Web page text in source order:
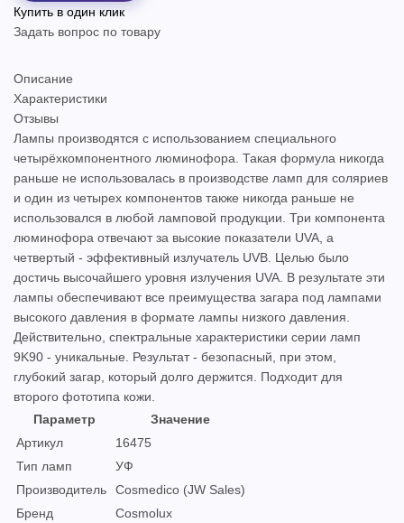
Купить в один клик
Задать вопрос по товару
Описание
Характеристики
Отзывы
Лампы производятся с использованием специального
четырёхкомпонентного люминофора. Такая формула никогда
раньше не использовалась в производстве ламп для соляриев
и один из четырех компонентов также никогда раньше не
использовался в любой ламповой продукции. Три компонента
люминофора отвечают за высокие показатели UVA, а
четвертый - эффективный излучатель UVB. Целью было
достичь высочайшего уровня излучения UVA. В результате эти
лампы обеспечивают все преимущества загара под лампами
высокого давления в формате лампы низкого давления.
Действительно, спектральные характеристики серии ламп
9K90 - уникальные. Результат - безопасный, при этом,
глубокий загар, который долго держится. Подходит для
второго фототипа кожи.
Параметр
Значение
Артикул
16475
Тип ламп
УФ
Производитель
Cosmedico (JW Sales)
Бренд
Cosmolux